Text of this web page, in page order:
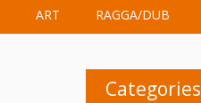
ART RAGGA/DUB
Categories